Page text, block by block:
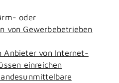
oder
von Gewerbebetrieben
Anbieter von Internet-
einreichen